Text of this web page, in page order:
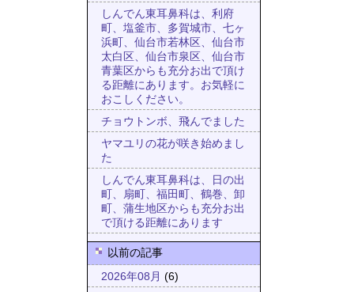
しんでん東耳鼻科は、利府
町、塩釜市、多賀城市、七ヶ
浜町、仙台市若林区、仙台市
太白区、仙台市泉区、仙台市
青葉区からも充分お出で頂け
る距離にあります。お気軽に
おこしください。
チョウトンボ、飛んでました
ヤマユリの花が咲き始めまし
た
しんでん東耳鼻科は、日の出
町、扇町、福田町、鶴巻、卸
町、蒲生地区からも充分お出
で頂ける距離にあります
以前の記事
2026年08月 (6)